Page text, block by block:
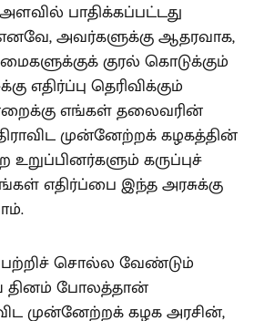
பாதிக்கப்பட்டது
அவர்களுக்கு ஆதரவாக,
குரல் கொடுக்கும்
எதிர்ப்பு தெரிவிக்கும்
எங்கள் தலைவரின்
முன்னேற்றக் கழகத்தின்
கருப்புச்
எதிர்ப்பை இந்த அரசுக்கு
சொல்ல வேண்டும்
தினம் போலத்தான்
முன்னேற்றக் கழக அரசின்,